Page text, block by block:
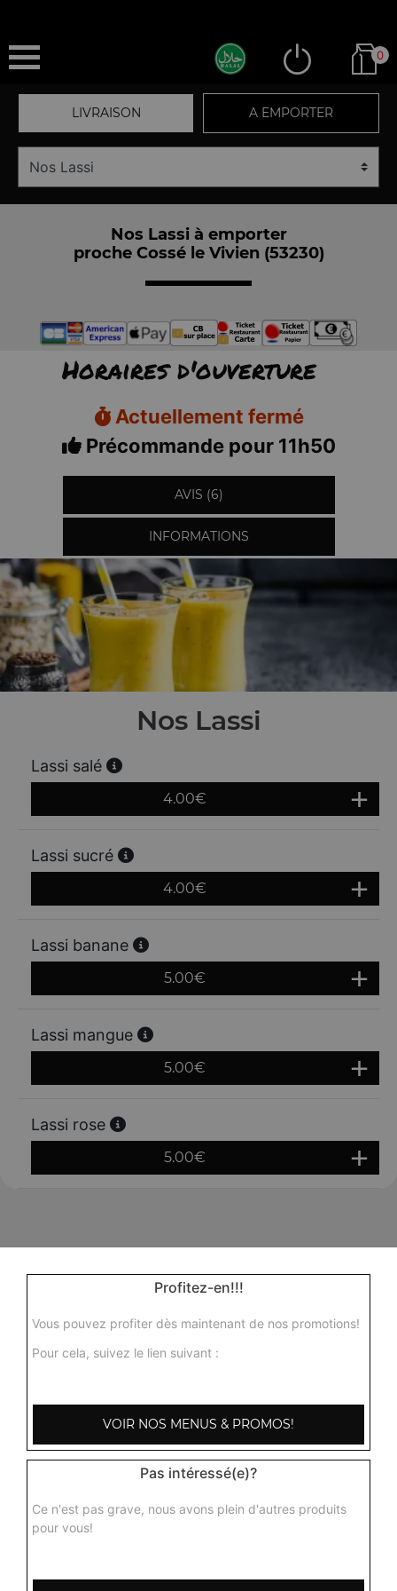
0
LIVRAISON A EMPORTER
Nos Lassi à emporter
proche Cossé le Vivien (53230)
Horaires d'ouverture
Actuellement fermé
Précommande pour 11h50
AVIS (6)
INFORMATIONS
Nos Lassi
Lassi salé
4.00€
Lassi sucré
4.00€
Lassi banane
5.00€
Lassi mangue
5.00€
Lassi rose
5.00€
103, Avenue Robert Buron
QUARTIERS PROCHES
Profitez-en!!!
Vous pouvez profiter dès maintenant de nos promotions!
Pour cela, suivez le lien suivant :
VOIR NOS MENUS & PROMOS!
Pas intéressé(e)?
Ce n'est pas grave, nous avons plein d'autres produits
pour vous!